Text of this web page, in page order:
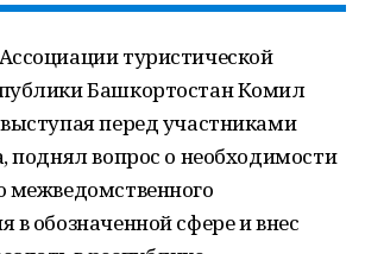
туристической
Башкортостан Комил
перед участниками
поднял вопрос о необходимости
межведомственного
в обозначенной сфере и внес